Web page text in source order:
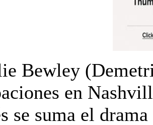
Bewley
en
se suma el